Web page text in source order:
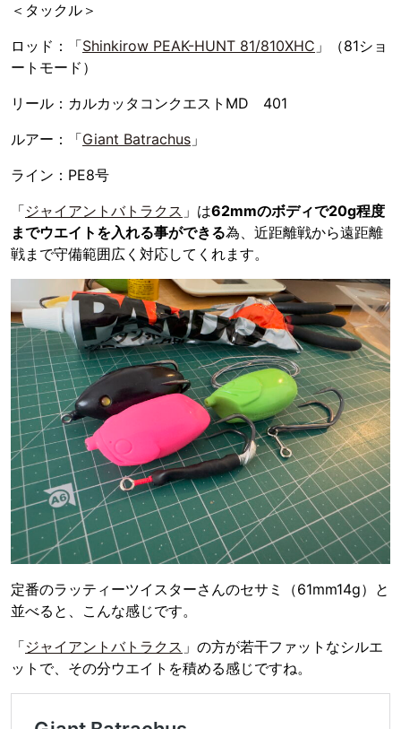
＜タックル＞
ロッド：「Shinkirow PEAK-HUNT 81/810XHC 」（81ショ
ートモード）
リール：カルカッタコンクエストMD 401
ルアー：「Giant Batrachus 」
ライン：PE8号
「ジャイアントバトラクス 」は62mmのボディで20g程度
までウエイトを入れる事ができる為、近距離戦から遠距離
戦まで守備範囲広く対応してくれます。
定番のラッティーツイスターさんのセサミ（61mm14g）と
並べると、こんな感じです。
「ジャイアントバトラクス 」の方が若干ファットなシルエ
ットで、その分ウエイトを積める感じですね。